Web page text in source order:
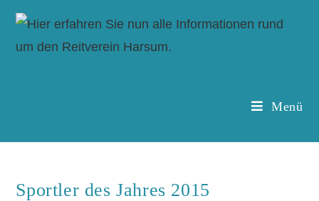
Menü
Sportler des Jahres 2015